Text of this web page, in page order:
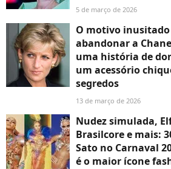
5 de março de 2026
O motivo inusitado
abandonar a
uma história de
um acessório
segredos
13 de março de 2026
Nudez simulada,
Brasilcore e mais:
Sato no Carnaval
é o maior ícone